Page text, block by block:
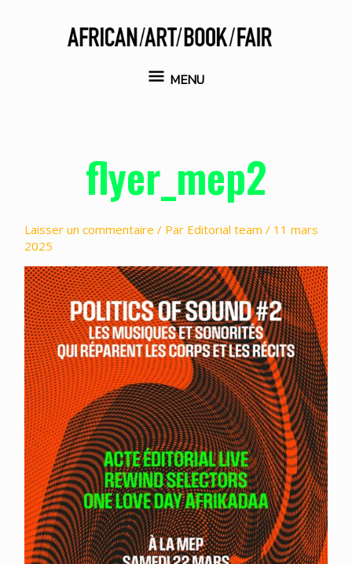
MENU
MENU
flyer_mep2
Laisser un commentaire / Par Editorial team / 11 mars
2025